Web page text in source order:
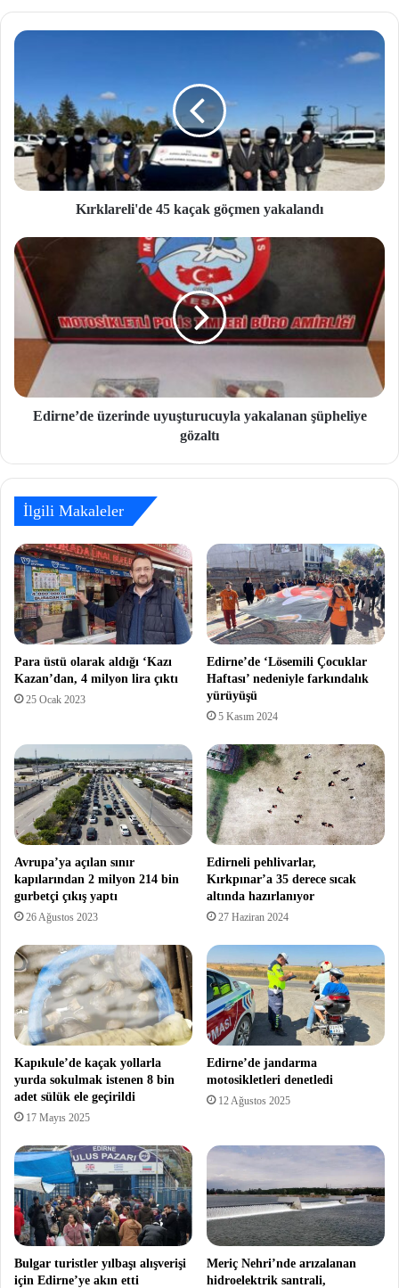
site
si
Kırklareli'de 45 kaçak göçmen yakalandı
Edirne’de üzerinde uyuşturucuyla yakalanan şüpheliye
gözaltı
İlgili Makaleler
Para üstü olarak aldığı ‘Kazı
Kazan’dan, 4 milyon lira çıktı
25 Ocak 2023
Edirne’de ‘Lösemili Çocuklar
Haftası’ nedeniyle farkındalık
yürüyüşü
5 Kasım 2024
Avrupa’ya açılan sınır
kapılarından 2 milyon 214 bin
gurbetçi çıkış yaptı
26 Ağustos 2023
Edirneli pehlivarlar,
Kırkpınar’a 35 derece sıcak
altında hazırlanıyor
27 Haziran 2024
Kapıkule’de kaçak yollarla
yurda sokulmak istenen 8 bin
adet sülük ele geçirildi
17 Mayıs 2025
Edirne’de jandarma
motosikletleri denetledi
12 Ağustos 2025
Bulgar turistler yılbaşı alışverişi
için Edirne’ye akın etti
Meriç Nehri’nde arızalanan
hidroelektrik santrali,